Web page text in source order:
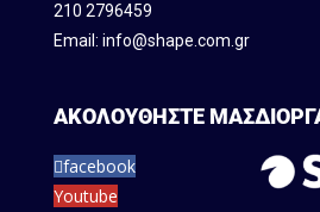
210 2796459
Email: info@shape.com.gr
ΑΚΟΛΟΥΘΗΣΤΕ ΜΑΣ
facebook
Youtube